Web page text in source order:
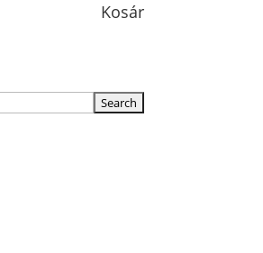
Kosár